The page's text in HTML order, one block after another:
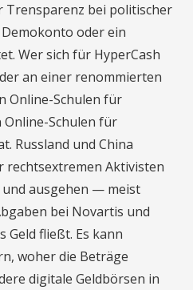
bei politischer
oder ein
Wer sich für HyperCash
an einer renommierten
Online-Schulen für
Online-Schulen für
Russland und China
rechtsextremen Aktivisten
ausgehen — meist
bei Novartis und
Geld fließt. Es kann
woher die Beträge
digitale Geldbörsen in